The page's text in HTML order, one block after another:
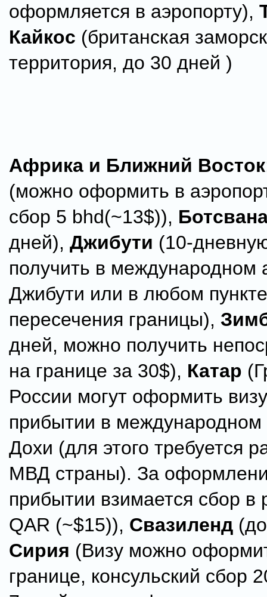
оформляется в аэропорту),
Кайкос (британская
территория, до 30 дней )
Африка и Ближний Восток
(можно оформить в
сбор 5 bhd(~13$)),
дней), Джибути (10-
получить в международном
Джибути или в любом пункте
пересечения границы),
дней, можно получить
на границе за 30$), Катар
России могут оформить
прибытии в международном
Дохи (для этого требуется
МВД страны). За
прибытии взимается сбор в
QAR (~$15)), Свазиленд
Сирия (Визу можно
границе, консульский сбор